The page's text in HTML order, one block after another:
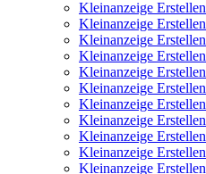
Kleinanzeige Erstellen
Kleinanzeige Erstellen
Kleinanzeige Erstellen
Kleinanzeige Erstellen
Kleinanzeige Erstellen
Kleinanzeige Erstellen
Kleinanzeige Erstellen
Kleinanzeige Erstellen
Kleinanzeige Erstellen
Kleinanzeige Erstellen
Kleinanzeige Erstellen